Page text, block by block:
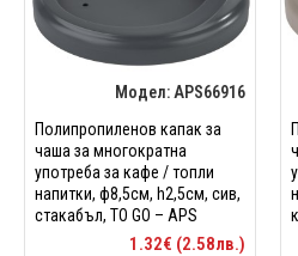
Модел: APS66916
Полипропиленов капак за
чаша за многократна
употреба за кафе / топли
напитки, ф8,5см, h2,5см, сив,
стакабъл, TO GO – APS
1.32€ (2.58лв.)